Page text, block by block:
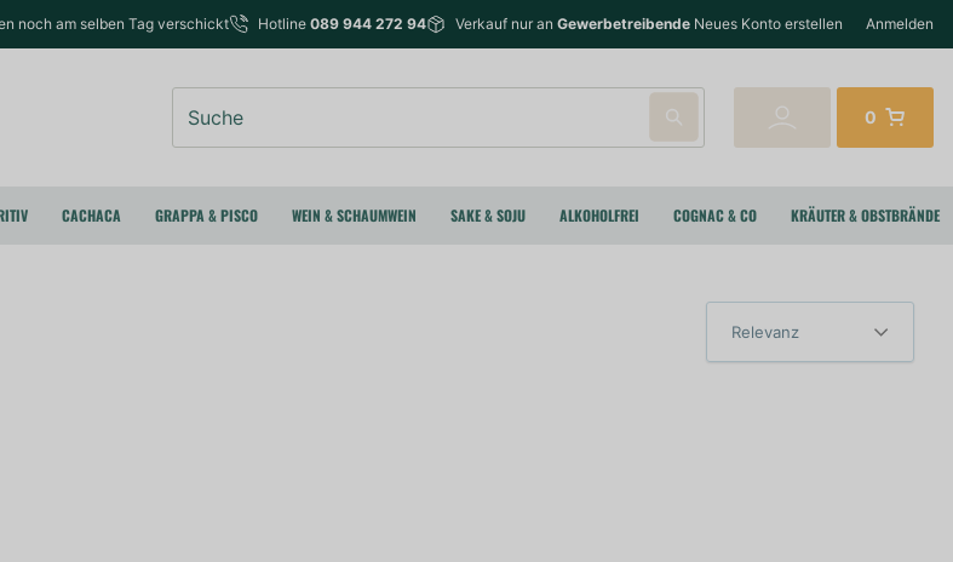
noch am selben Tag verschickt Hotline 089 944 272 94 Verkauf nur an Gewerbetreibende Neues Konto erstellen Anmelden
0
CACHACA GRAPPA & PISCO WEIN & SCHAUMWEIN SAKE & SOJU ALKOHOLFREI COGNAC & CO KRÄUTER & OBSTBRÄNDE